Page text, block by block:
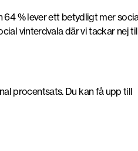
64 % lever ett betydligt mer
vinterdvala där vi tackar nej
procentsats. Du kan få upp till